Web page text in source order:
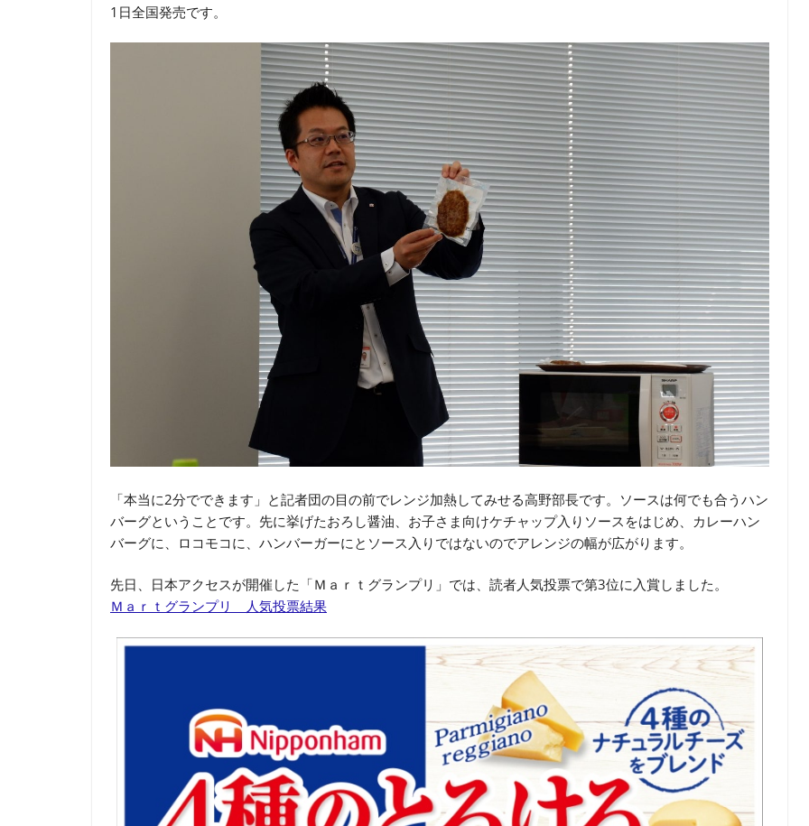
1日全国発売です。
「本当に2分でできます」と記者団の目の前でレンジ加熱してみせる高野部長です。ソースは何でも合うハン
バーグということです。先に挙げたおろし醤油、お子さま向けケチャップ入りソースをはじめ、カレーハン
バーグに、ロコモコに、ハンバーガーにとソース入りではないのでアレンジの幅が広がります。
先日、日本アクセスが開催した「Ｍａｒｔグランプリ」では、読者人気投票で第3位に入賞しました。
Ｍａｒｔグランプリ 人気投票結果